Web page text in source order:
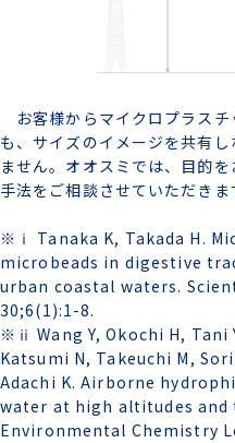
お客様からマイクロプラスチ
も、サイズのイメージを共有
ません。オオスミでは、目的
手法をご相談させていただきま
※ⅰ Tanaka K, Takada H.
microbeads in digestive
urban coastal waters.
30;6(1):1-8.
※ⅱ Wang Y, Okochi H, Tani
Katsumi N, Takeuchi M,
Adachi K. Airborne
water at high altitudes
Environmental Chemistry